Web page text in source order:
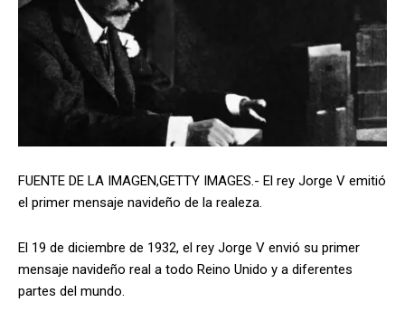
FUENTE DE LA IMAGEN,GETTY IMAGES.- El rey Jorge V emitió
el primer mensaje navideño de la realeza.
El 19 de diciembre de 1932, el rey Jorge V envió su primer
mensaje navideño real a todo Reino Unido y a diferentes
partes del mundo.